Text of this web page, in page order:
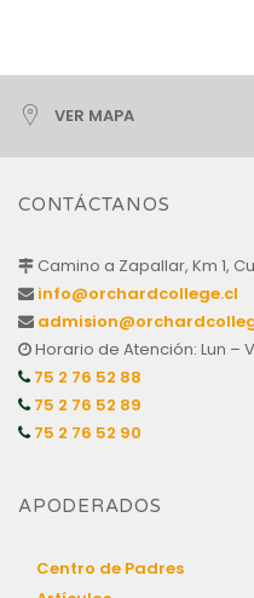
VER MAPA
CONTÁCTANOS
Camino a Zapallar, Km 1,
info@orchardcollege.cl
Horario de Atención: Lun –
75 2 76 52 88
75 2 76 52 89
75 2 76 52 90
APODERADOS
Centro de Padres